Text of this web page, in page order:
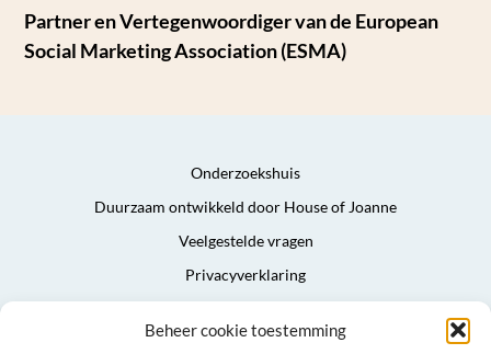
Beheer cookie toestemming
Partner en Vertegenwoordiger van de European
Social Marketing Association (ESMA)
Onderzoekshuis
Duurzaam ontwikkeld door House of Joanne
Veelgestelde vragen
Privacyverklaring
Sitemap